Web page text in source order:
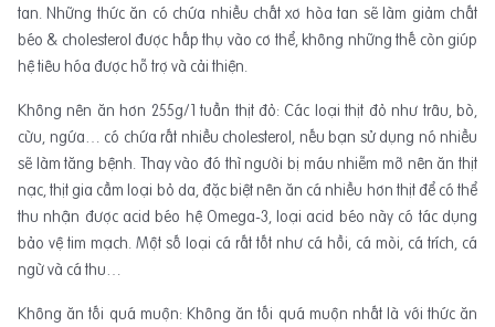
tan. Những thức ăn có chứa nhiều chất xơ hòa tan sẽ làm giảm chất
béo & cholesterol được hấp thụ vào cơ thể, không những thế còn giúp
hệ tiêu hóa được hỗ trợ và cải thiện.
Không nên ăn hơn 255g/1 tuần thịt đỏ: Các loại thịt đỏ như trâu, bò,
cừu, ngứa… có chứa rất nhiều cholesterol, nếu bạn sử dụng nó nhiều
sẽ làm tăng bệnh. Thay vào đó thì người bị máu nhiễm mỡ nên ăn thịt
nạc, thịt gia cầm loại bỏ da, đặc biệt nên ăn cá nhiều hơn thịt để có thể
thu nhận được acid béo hệ Omega-3, loại acid béo này có tác dụng
bảo vệ tim mạch. Một số loại cá rất tốt như cá hồi, cá mòi, cá trích, cá
ngừ và cá thu…
Không ăn tối quá muộn: Không ăn tối quá muộn nhất là với thức ăn